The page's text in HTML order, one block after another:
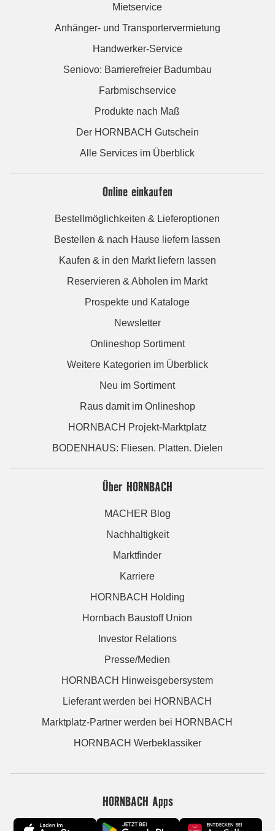
Mietservice
Anhänger- und Transportervermietung
Handwerker-Service
Seniovo: Barrierefreier Badumbau
Farbmischservice
Produkte nach Maß
Der HORNBACH Gutschein
Alle Services im Überblick
Online einkaufen
Bestellmöglichkeiten & Lieferoptionen
Bestellen & nach Hause liefern lassen
Kaufen & in den Markt liefern lassen
Reservieren & Abholen im Markt
Prospekte und Kataloge
Newsletter
Onlineshop Sortiment
Weitere Kategorien im Überblick
Neu im Sortiment
Raus damit im Onlineshop
HORNBACH Projekt-Marktplatz
BODENHAUS: Fliesen. Platten. Dielen
Über HORNBACH
MACHER Blog
Nachhaltigkeit
Marktfinder
Karriere
HORNBACH Holding
Hornbach Baustoff Union
Investor Relations
Presse/Medien
HORNBACH Hinweisgebersystem
Lieferant werden bei HORNBACH
Marktplatz-Partner werden bei HORNBACH
HORNBACH Werbeklassiker
HORNBACH Apps